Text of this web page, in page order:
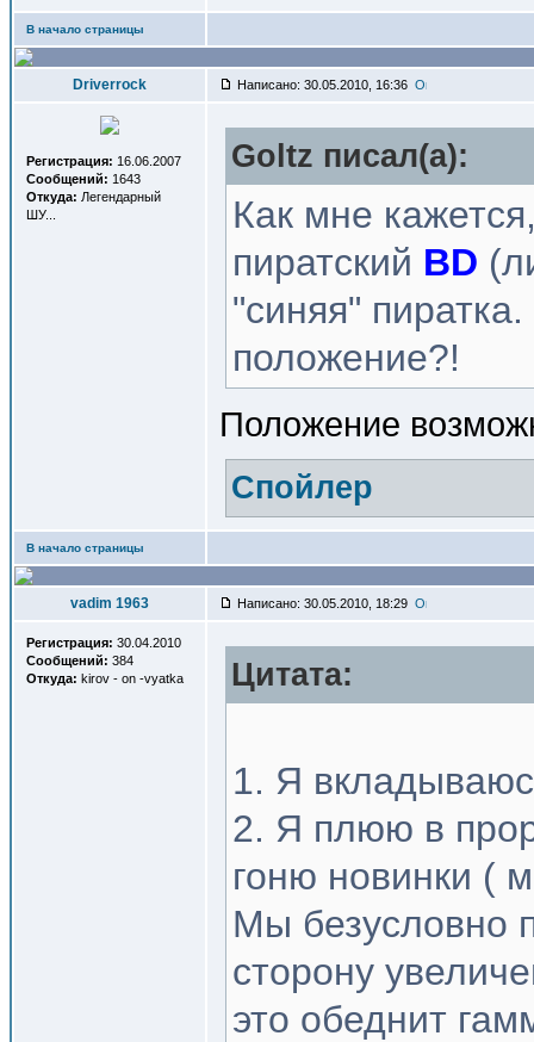
В начало страницы
Driverrock Написано: 30.05.2010, 16:36
Регистрация: 16.06.2007
Сообщений: 1643
Откуда: Легендарный
ШУ...
Goltz писал(a):
Как мне
пиратский BD
"синяя"
положение?!
Положение
Спойлер
В начало страницы
vadim 1963 Написано: 30.05.2010, 18:29
Регистрация: 30.04.2010
Сообщений: 384
Откуда: kirov - on -vyatka Цитата:
1. Я
2. Я плюю в
гоню новинки (
Мы безусловно
сторону
это обеднит